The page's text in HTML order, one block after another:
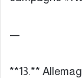
—
**13.**